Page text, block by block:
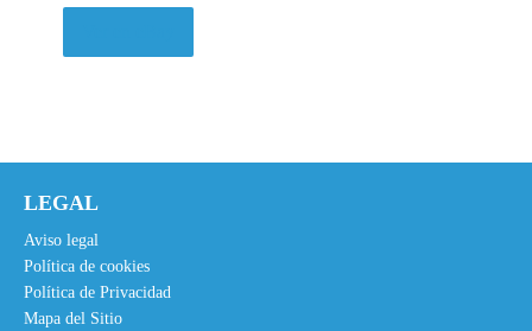
LEGAL
Aviso legal
Política de cookies
Política de Privacidad
Mapa del Sitio